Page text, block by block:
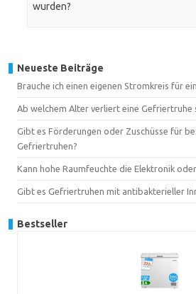
wurden?
Neueste Beiträge
Brauche ich einen eigenen Stromkreis für
Ab welchem Alter verliert eine Gefriertruhe
Gibt es Förderungen oder Zuschüsse für
Gefriertruhen?
Kann hohe Raumfeuchte die Elektronik
Gibt es Gefriertruhen mit antibakterieller
Bestseller